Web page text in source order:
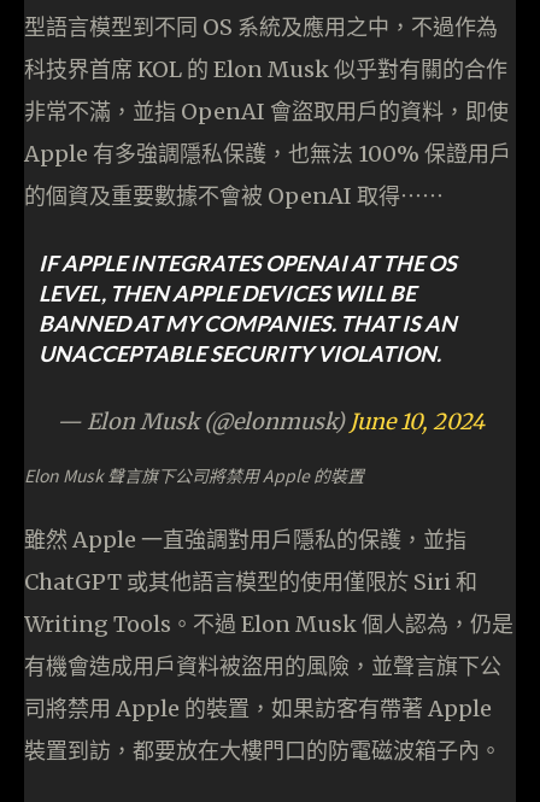
型語言模型到不同 OS 系統及應用之中，不過作為
科技界首席 KOL 的 Elon Musk 似乎對有關的合作
非常不滿，並指 OpenAI 會盜取用戶的資料，即使
Apple 有多強調隱私保護，也無法 100% 保證用戶
的個資及重要數據不會被 OpenAI 取得⋯⋯
IF APPLE INTEGRATES OPENAI AT THE OS
LEVEL, THEN APPLE DEVICES WILL BE
BANNED AT MY COMPANIES. THAT IS AN
UNACCEPTABLE SECURITY VIOLATION.
— Elon Musk (@elonmusk) June 10, 2024
Elon Musk 聲言旗下公司將禁用 Apple 的裝置
雖然 Apple 一直強調對用戶隱私的保護，並指
ChatGPT 或其他語言模型的使用僅限於 Siri 和
Writing Tools。不過 Elon Musk 個人認為，仍是
有機會造成用戶資料被盜用的風險，並聲言旗下公
司將禁用 Apple 的裝置，如果訪客有帶著 Apple
裝置到訪，都要放在大樓門口的防電磁波箱子內。